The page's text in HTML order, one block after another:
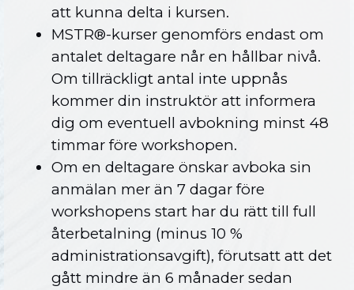
att kunna delta i kursen.
MSTR®-kurser genomförs endast om
antalet deltagare når en hållbar nivå.
Om tillräckligt antal inte uppnås
kommer din instruktör att informera
dig om eventuell avbokning minst 48
timmar före workshopen.
Om en deltagare önskar avboka sin
anmälan mer än 7 dagar före
workshopens start har du rätt till full
återbetalning (minus 10 %
administrationsavgift), förutsatt att det
gått mindre än 6 månader sedan